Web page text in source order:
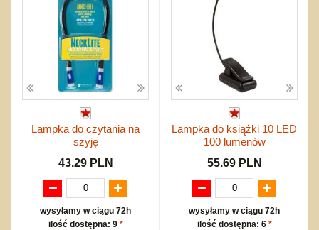
Lampka do czytania na
szyję
43.29 PLN
wysyłamy w ciągu 72h
ilość dostępna: 9 *
Lampka do książki 10 LED
100 lumenów
55.69 PLN
wysyłamy w ciągu 72h
ilość dostępna: 6 *